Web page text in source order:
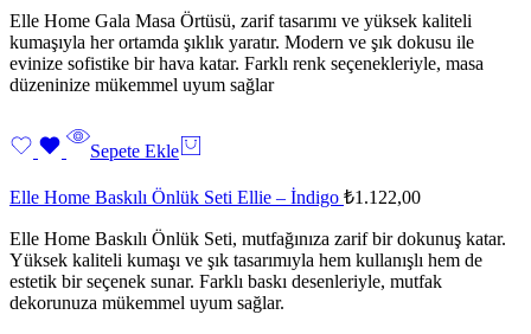
Elle Home Gala Masa Örtüsü, zarif tasarımı ve yüksek kaliteli
kumaşıyla her ortamda şıklık yaratır. Modern ve şık dokusu ile
evinize sofistike bir hava katar. Farklı renk seçenekleriyle, masa
düzeninize mükemmel uyum sağlar
Sepete Ekle
Elle Home Baskılı Önlük Seti Ellie – İndigo ₺1.122,00
Elle Home Baskılı Önlük Seti, mutfağınıza zarif bir dokunuş katar.
Yüksek kaliteli kumaşı ve şık tasarımıyla hem kullanışlı hem de
estetik bir seçenek sunar. Farklı baskı desenleriyle, mutfak
dekorunuza mükemmel uyum sağlar.